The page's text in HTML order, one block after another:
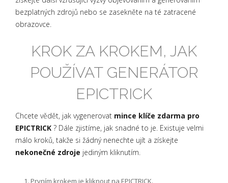
bezplatných zdrojů nebo se zasekněte na té zatracené
obrazovce.
KROK ZA KROKEM, JAK
POUŽÍVAT GENERÁTOR
EPICTRICK
Chcete vědět, jak vygenerovat mince klíče zdarma pro
EPICTRICK ? Dále zjistíme, jak snadné to je. Existuje velmi
málo kroků, takže si žádný nenechte ujít a získejte
nekonečné zdroje jediným kliknutím.
Prvním krokem je kliknout na EPICTRICK.